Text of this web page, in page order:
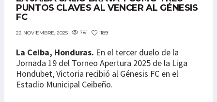
PUNTOS CLAVES AL VENCER AL GÉNESIS
FC
22 NOVIEMBRE, 2025 781 189
La Ceiba, Honduras. En el tercer duelo de la
Jornada 19 del Torneo Apertura 2025 de la Liga
Hondubet, Victoria recibió al Génesis FC en el
Estadio Municipal Ceibeño.